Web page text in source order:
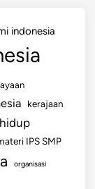
indonesia
kerajaan
IPS SMP
organisasi